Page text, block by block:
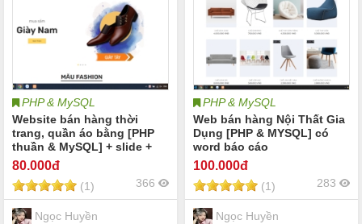
PHP & MySQL
Website bán hàng thời
trang, quần áo bằng [PHP
thuần & MySQL] + slide +
báo cáo
80.000đ
(1) 366
Ngọc Huyền
PHP & MySQL
Web bán hàng Nội Thất Gia
Dụng [PHP & MYSQL] có
word báo cáo
100.000đ
(1) 283
Ngọc Huyền